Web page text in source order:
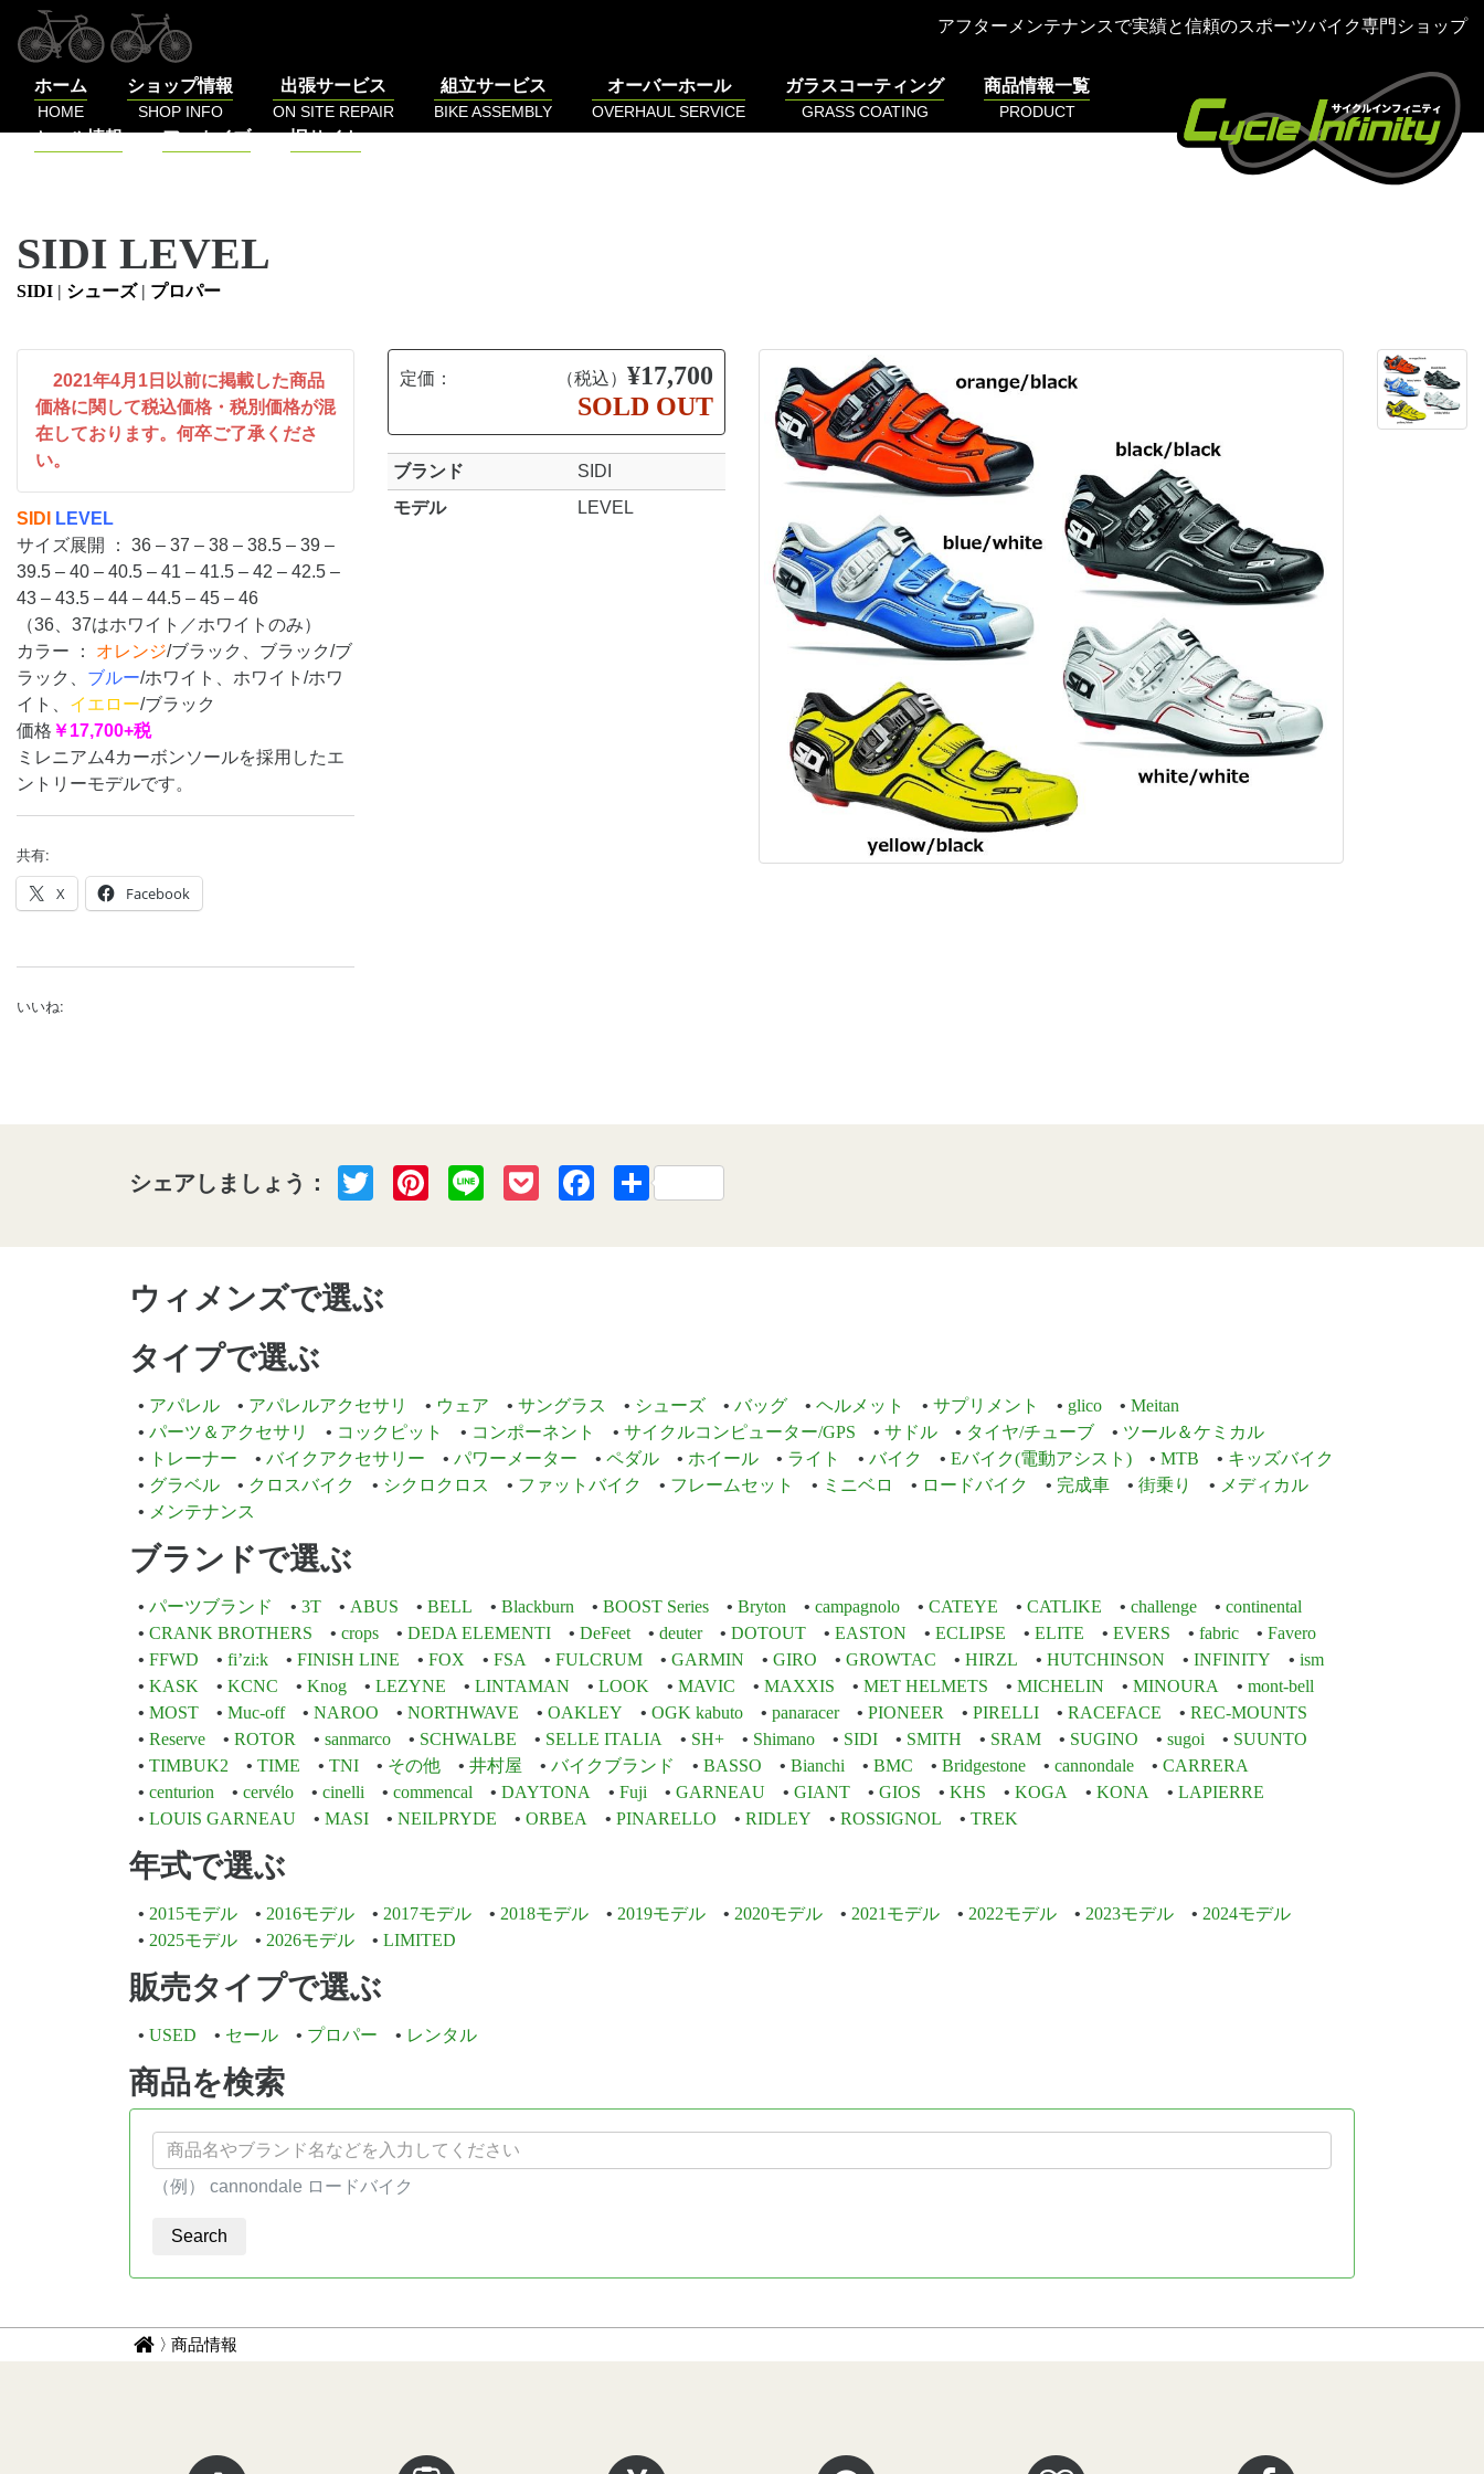
アフターメンテナンスで実績と信頼のスポーツバイク専門ショップ
ホーム
HOME
ショップ情報
SHOP INFO
出張サービス
ON SITE REPAIR
組立サービス
BIKE ASSEMBLY
オーバーホール
OVERHAUL SERVICE
ガラスコーティング
GRASS COATING
商品情報一覧
PRODUCT
セール情報 アーカイブ 旧サイト
SIDI LEVEL
SIDI | シューズ| プロパー
2021年4月1日以前に掲載した商品
価格に関して税込価格・税別価格が混
在しております。何卒ご了承くださ
い。
SIDI
LEVEL
サイズ展開 ： 36 – 37 – 38 – 38.5 – 39 –
39.5 – 40 – 40.5 – 41 – 41.5 – 42 – 42.5 –
43 – 43.5 – 44 – 44.5 – 45 – 46
（36、37はホワイト／ホワイトのみ）
カラー ： オレンジ/ブラック、ブラック/ブ
ラック、 ブルー/ホワイト、ホワイト/ホワ
イト、 イエロー/ブラック
価格 ￥17,700+税
ミレニアム4カーボンソールを採用したエ
ントリーモデルです。
共有:
X Facebook
いいね:
定価： （税込） ¥17,700
SOLD OUT
ブランド
SIDI
モデル
LEVEL
シェアしましょう： TwitterPinterest
Line PocketFacebook
共
ウィメンズで選ぶ
タイプで選ぶ
アパレル アパレルアクセサリ ウェア サングラス シューズ バッグ ヘルメット サプリメント glico
Meitan
パーツ＆アクセサリ
コックピット コンポーネント サイクルコンピューター/GPS サドル タイヤ/チューブ
ツール＆ケミカル
トレーナー
バイクアクセサリー パワーメーター ペダル ホイール ライト バイク Eバイク(電動アシスト) MTB
キッズバイク
グラベル
クロスバイク シクロクロス ファットバイク フレームセット ミニベロ ロードバイク 完成車 街乗り
メディカル
メンテナンス
ブランドで選ぶ
パーツブランド 3T ABUS BELL Blackburn BOOST Series Bryton campagnolo CATEYE CATLIKE challenge
continental
CRANK BROTHERS
crops DEDA ELEMENTI DeFeet deuter DOTOUT EASTON ECLIPSE ELITE EVERS fabric
Favero
FFWD
fi’zi:k FINISH LINE FOX FSA FULCRUM GARMIN GIRO GROWTAC HIRZL HUTCHINSON INFINITY
ism
KASK
KCNC Knog LEZYNE LINTAMAN LOOK MAVIC MAXXIS MET HELMETS MICHELIN MINOURA
mont-bell
MOST
Muc-off NAROO NORTHWAVE OAKLEY OGK kabuto panaracer PIONEER PIRELLI RACEFACE
REC-MOUNTS
Reserve
ROTOR sanmarco SCHWALBE SELLE ITALIA SH+ Shimano SIDI SMITH SRAM SUGINO sugoi
SUUNTO
TIMBUK2
TIME TNI その他 井村屋 バイクブランド BASSO Bianchi BMC Bridgestone cannondale
CARRERA
centurion
cervélo cinelli commencal DAYTONA Fuji GARNEAU GIANT GIOS KHS KOGA KONA
LAPIERRE
LOUIS GARNEAU
MASI NEILPRYDE ORBEA PINARELLO RIDLEY ROSSIGNOL TREK
年式で選ぶ
2015モデル 2016モデル 2017モデル 2018モデル 2019モデル 2020モデル 2021モデル 2022モデル 2023モデル
2024モデル
2025モデル
2026モデル LIMITED
販売タイプで選ぶ
USED セール プロパー レンタル
商品を検索
（例） cannondale ロードバイク
パ サ商品情報